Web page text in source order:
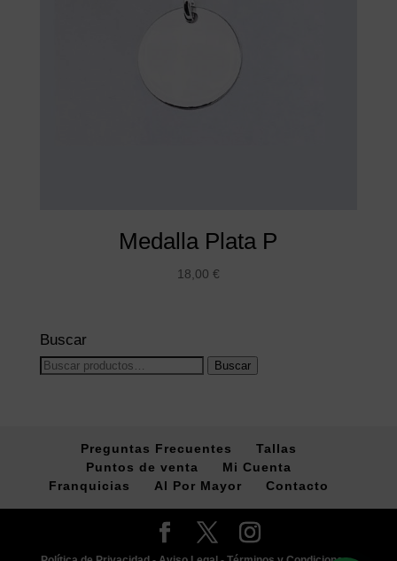
Medalla Plata P
18,00 €
Buscar
Buscar
Buscar
Preguntas Frecuentes
Tallas
Puntos de venta
Mi Cuenta
Franquicias
Al Por Mayor Contacto